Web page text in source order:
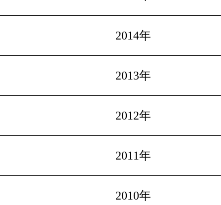
2014年
2013年
2012年
2011年
2010年